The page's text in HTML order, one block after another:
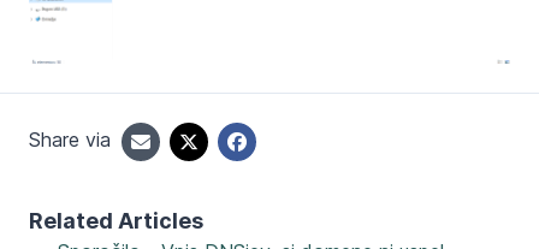
Share via
Related Articles